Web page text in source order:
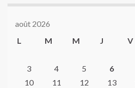
août 2026
L
M M J V
3
4 5 6
10
11 12 13